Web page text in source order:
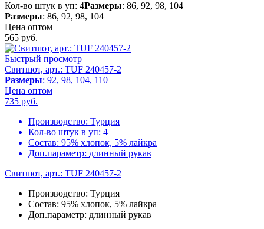
Кол-во штук в уп: 4Размеры: 86, 92, 98, 104
Размеры: 86, 92, 98, 104
Цена оптом
565 руб.
Быстрый просмотр
Свитшот, арт.: TUF 240457-2
Размеры: 92, 98, 104, 110
Цена оптом
735 руб.
Производство: Турция
Кол-во штук в уп: 4
Состав: 95% хлопок, 5% лайкра
Доп.параметр: длинный рукав
Свитшот, арт.: TUF 240457-2
Производство: Турция
Состав: 95% хлопок, 5% лайкра
Доп.параметр: длинный рукав